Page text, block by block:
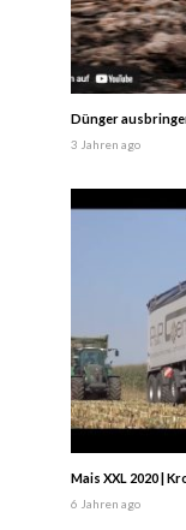
Dünger
3 Jahren ago
Mais XXL 2020 |
6 Jahren ago